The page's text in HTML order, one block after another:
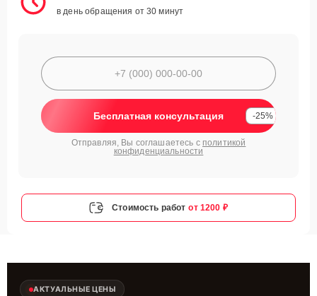
в день обращения от 30 минут
Бесплатная консультация -25%
Отправляя, Вы соглашаетесь с политикой
конфиденциальности
Стоимость работ от 1200 ₽
АКТУАЛЬНЫЕ ЦЕНЫ